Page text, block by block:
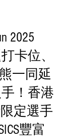
2025
卡位、
一同延
！香港
定選手
豐富